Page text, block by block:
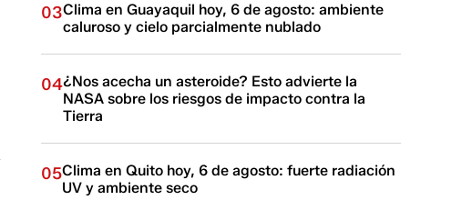
03Clima en Guayaquil hoy, 6 de agosto: ambiente
caluroso y cielo parcialmente nublado
04¿Nos acecha un asteroide? Esto advierte la
NASA sobre los riesgos de impacto contra la
Tierra
05Clima en Quito hoy, 6 de agosto: fuerte radiación
UV y ambiente seco